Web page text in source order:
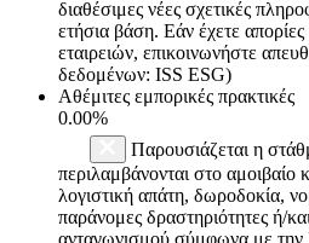
διαθέσιμες νέες σχετικές
ετήσια βάση. Εάν έχετε
εταιρειών, επικοινωνήστε
δεδομένων: ISS ESG)
Αθέμιτες εμπορικές πρακτικές
0.00%
Παρουσιάζεται η
περιλαμβάνονται στο αμοιβαίο
λογιστική απάτη, δωροδοκία,
παράνομες δραστηριότητες ή/
ανταγωνισμού σύμφωνα με την